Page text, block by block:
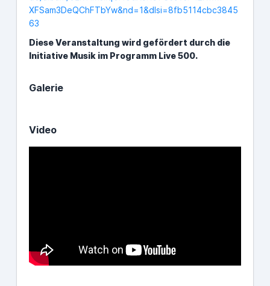
XFSam3DeQChFTbYw&nd=1&dlsi=8fb5114cbc3845
63
Diese Veranstaltung wird gefördert durch die
Initiative Musik im Programm Live 500.
Galerie
Video